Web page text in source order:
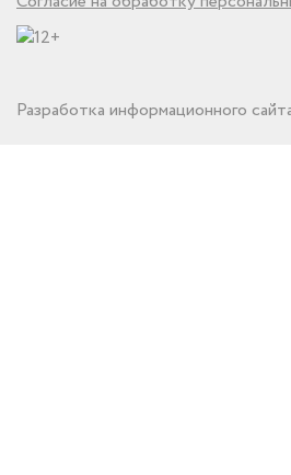
Разработка информационного